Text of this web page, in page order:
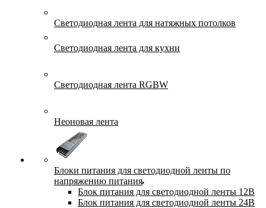
Светодиодная лента для натяжных потолков
Светодиодная лента для кухни
Светодиодная лента RGBW
Неоновая лента
Блоки питания для светодиодной ленты по
напряжению питания
Блок питания для светодиодной ленты 12В
Блок питания для светодиодной ленты 24В